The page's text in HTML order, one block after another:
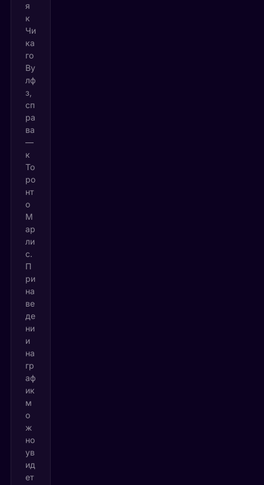
я
к
Чи
ка
го
Ву
лф
з,
сп
ра
ва
—
к
То
ро
нт
о
М
ар
ли
с.
П
ри
на
ве
де
ни
и
на
гр
аф
ик
м
о
ж
но
ув
ид
ет